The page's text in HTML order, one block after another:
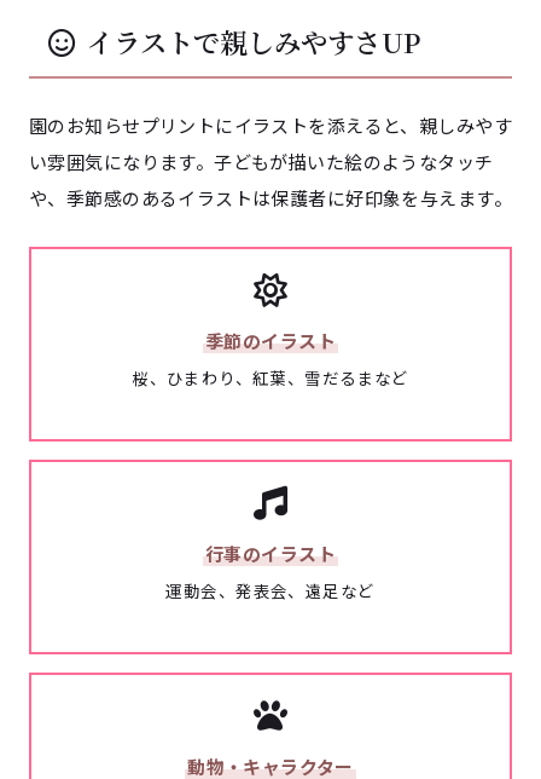
イラストで親しみやすさUP
園のお知らせプリントにイラストを添えると、親しみやす
い雰囲気になります。子どもが描いた絵のようなタッチ
や、季節感のあるイラストは保護者に好印象を与えます。
季節のイラスト
桜、ひまわり、紅葉、雪だるまなど
行事のイラスト
運動会、発表会、遠足など
動物・キャラクター